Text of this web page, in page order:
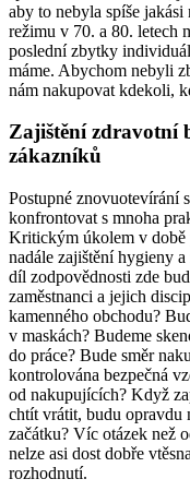
aby to nebyla spíše
režimu v 70. a 80. letech
poslední zbytky
máme. Abychom nebyli
nám nakupovat kdekoli,
Zajištění zdravotní
zákazníků
Postupné znovuotevírání
konfrontovat s mnoha
Kritickým úkolem v době
nadále zajištění hygieny
díl zodpovědnosti zde
zaměstnanci a jejich
kamenného obchodu?
v maskách? Budeme
do práce? Bude směr
kontrolována bezpečná
od nakupujících? Když
chtít vrátit, budu opravdu
začátku? Víc otázek než
nelze asi dost dobře
rozhodnutí.